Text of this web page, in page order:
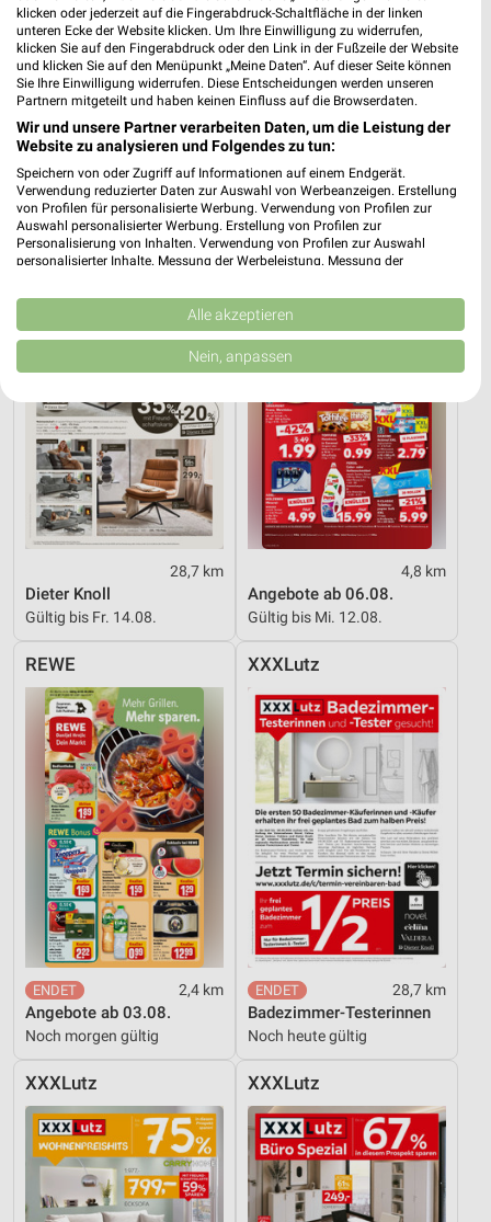
6,9 km
Angebote ab 01.08.
Noch heute gültig
Wohnen Spezial
Gültig bis Fr. 14.08.
XXXLutz
28,7 km
Dieter Knoll
Gültig bis Fr. 14.08.
Kaufland
4,8 km
Angebote ab 06.08.
Gültig bis Mi. 12.08.
REWE
2,4 km
Angebote ab 03.08.
Noch morgen gültig
XXXLutz
28,7 km
Badezimmer-Testerinnen
Noch heute gültig
XXXLutz XXXLutz
klicken oder jederzeit auf die Fingerabdruck-Schaltfläche in der linken
unteren Ecke der Website klicken. Um Ihre Einwilligung zu widerrufen,
klicken Sie auf den Fingerabdruck oder den Link in der Fußzeile der Website
und klicken Sie auf den Menüpunkt „Meine Daten“. Auf dieser Seite können
Sie Ihre Einwilligung widerrufen. Diese Entscheidungen werden unseren
Partnern mitgeteilt und haben keinen Einfluss auf die Browserdaten.
Wir und unsere Partner verarbeiten Daten, um die Leistung der
Website zu analysieren und Folgendes zu tun:
Speichern von oder Zugriff auf Informationen auf einem Endgerät.
Verwendung reduzierter Daten zur Auswahl von Werbeanzeigen. Erstellung
von Profilen für personalisierte Werbung. Verwendung von Profilen zur
Auswahl personalisierter Werbung. Erstellung von Profilen zur
Personalisierung von Inhalten. Verwendung von Profilen zur Auswahl
personalisierter Inhalte. Messung der Werbeleistung. Messung der
Kombinationen von Daten aus verschiedenen Quellen. Entwicklung und
Verbesserung der Angebote. Verwendung reduzierter Daten zur Auswahl
von Inhalten.
Daten können außerhalb der Europäischen Union weitergegeben und in die
Website/App.
Partnerliste anzeigen (1 IAB-Anbieter)
Wir nutzen Ihre Daten für folgende Zwecke:
IAB-Verarbeitungszwecke:
Speichern von oder Zugriff auf Informationen
auf einem Endgerät
Verwendung reduzierter Daten zur Auswahl von
Werbeanzeigen
Werbung
Verwendung von Profilen zur Auswahl
personalisierter Werbung
Erstellung von Profilen zur Personalisierung
von Inhalten
Verwendung von Profilen zur Auswahl
personalisierter Inhalte
Messung der Werbeleistung
Messung der Performance von Inhalten
Analyse von Zielgruppen durch Statistiken oder
Kombinationen von Daten aus verschiedenen
Quellen
Entwicklung und Verbesserung der Angebote
Verwendung reduzierter Daten zur Auswahl von
Inhalten
IAB-Besonderheiten:
Verwendung genauer Standortdaten
Alle akzeptieren
Nein, anpassen